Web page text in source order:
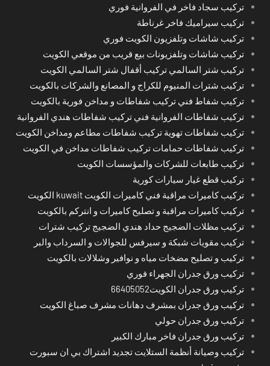
تركيب سجاد فاخر في الفروانية فوري
تركيب سيراميك فاخر غرناطة
تركيب شاشات وتلفزيون الكويت فوري
تركيب شاشات وتلفزيونات بيع قريب من موقعي الكويت
تركيب شتر السالمي تركيب أقفال شتر السالمي الكويت
تركيب شترات المنيوم للكراج و المصانع والشركات بالكويت
تركيب شفاط فني تركيب شفاطات و مداخن فورية بالكويت
تركيب شفاطات الفروانية فني تركيب شفاطات هندي الفروانية
تركيب شفاطات تهوية تركيب شفاطات مطاعم ومداخن الكويت
تركيب شفاطات حمامات تركيب شفاطات مداخن في الكويت
تركيب طابعات للشركات والمؤسسات الكويت
تركيب قطع غيار سيارات كورية
تركيب كاميرات مراقبة فني كاميرات الكويت kuwait الكويت
تركيب كاميرات مراقبة و تصليح كاميرات و انتركم بالكويت
تركيب مظلات الضجيج حداد هندي الضجيج تركيب شترات
تركيب مقويات شبكة و سيرفس للجوالات و السرداب والبر
تركيب و تصليح مضخات مياه و نوافير وشلالات بالكويت
تركيب ورق جدران الجهراء فوري
تركيب ورق جدران الكويت66405052
تركيب ورق جدران بمشرف دهانات مشرف صباغ الكويت
تركيب ورق جدران حولي
تركيب ورق جدران فاخر مبارك الكبير
تركيب وصيانة أنظمة الستلايت تجديد اشتراك بي ان سبورت